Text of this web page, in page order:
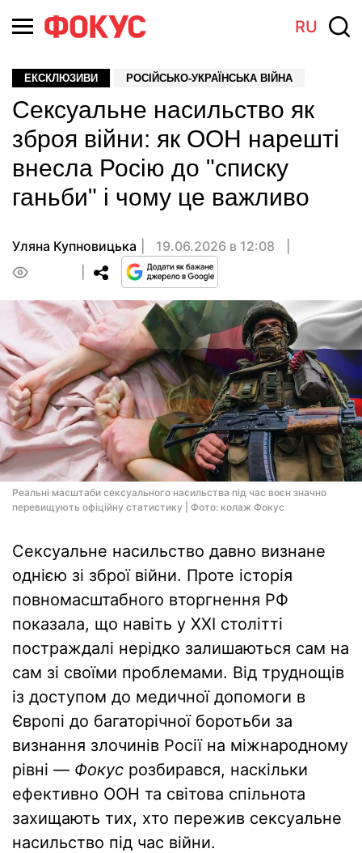
RU
ЕКСКЛЮЗИВИ РОСІЙСЬКО-УКРАЇНСЬКА ВІЙНА
Сексуальне насильство як
зброя війни: як ООН нарешті
внесла Росію до "списку
ганьби" і чому це важливо
Уляна Купновицька
19.06.2026 в 12:08
Реальні масштаби сексуального насильства під час воєн значно
перевищують офіційну статистику | Фото: колаж Фокус
Сексуальне насильство давно визнане
однією зі зброї війни. Проте історія
повномасштабного вторгнення РФ
показала, що навіть у XXI столітті
постраждалі нерідко залишаються сам на
сам зі своїми проблемами. Від труднощів
із доступом до медичної допомоги в
Європі до багаторічної боротьби за
визнання злочинів Росії на міжнародному
рівні — Фокус розбирався, наскільки
ефективно ООН та світова спільнота
захищають тих, хто пережив сексуальне
насильство під час війни.